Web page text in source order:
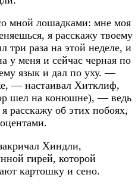
мной лошадками: мне моя
я расскажу твоему
три раза на этой неделе, и
у меня и сейчас черная по
язык и дал по уху. —
— настаивал Хитклиф,
шел на конюшне), — ведь
расскажу об этих побоях,
Хиндли,
гирей, которой
картошку и сено.